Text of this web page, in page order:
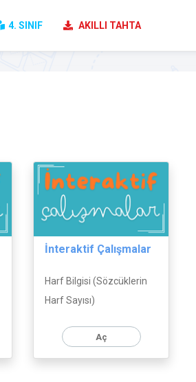
4. SINIF AKILLI TAHTA
İnteraktif Çalışmalar
Harf Bilgisi (Sözcüklerin
Harf Sayısı)
Aç